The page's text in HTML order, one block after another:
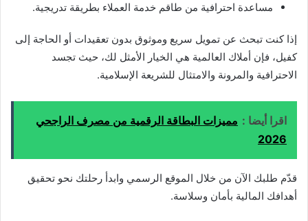
مساعدة احترافية من طاقم خدمة العملاء بطريقة تدريجية.
إذا كنت تبحث عن تمويل سريع وموثوق بدون تعقيدات أو الحاجة إلى
كفيل، فإن أملاك العالمية هي الخيار الأمثل لك، حيث تجسد
الاحترافية والمرونة والامتثال للشريعة الإسلامية.
اقرا أيضا : مميزات البطاقة الرقمية من مصرف الراجحي
2026
قدّم طلبك الآن من خلال الموقع الرسمي وابدأ رحلتك نحو تحقيق
أهدافك المالية بأمان وسلاسة.